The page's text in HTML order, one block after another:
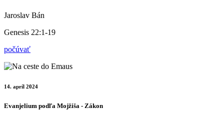
Jaroslav Bán
Genesis 22:1-19
počúvať
14. apríl 2024
Evanjelium podľa Mojžiša - Zákon